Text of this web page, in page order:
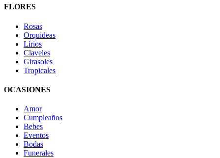
FLORES
Rosas
Orquideas
Lírios
Claveles
Girasoles
Tropicales
OCASIONES
Amor
Cumpleaños
Bebes
Eventos
Bodas
Funerales